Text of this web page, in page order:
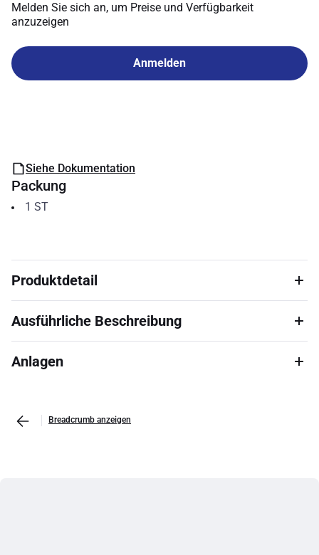
Melden Sie sich an, um Preise und Verfügbarkeit
anzuzeigen
Anmelden
Siehe Dokumentation
Packung
1 ST
Produktdetail
Ausführliche Beschreibung
Anlagen
Breadcrumb anzeigen